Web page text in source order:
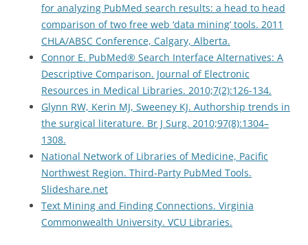
for analyzing PubMed search results: a head to head
comparison of two free web ‘data mining’ tools. 2011
CHLA/ABSC Conference, Calgary, Alberta.
Connor E. PubMed® Search Interface Alternatives: A
Descriptive Comparison. Journal of Electronic
Resources in Medical Libraries. 2010;7(2):126-134.
Glynn RW, Kerin MJ, Sweeney KJ. Authorship trends in
the surgical literature. Br J Surg. 2010;97(8):1304–
1308.
National Network of Libraries of Medicine, Pacific
Northwest Region. Third-Party PubMed Tools.
Slideshare.net
Text Mining and Finding Connections. Virginia
Commonwealth University. VCU Libraries.